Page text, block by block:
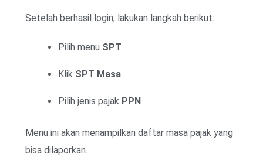
Setelah berhasil login, lakukan langkah berikut:
Pilih menu SPT
Klik SPT Masa
Pilih jenis pajak PPN
Menu ini akan menampilkan daftar masa pajak yang
bisa dilaporkan.